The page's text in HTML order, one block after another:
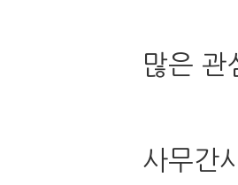
많은 관
사무간